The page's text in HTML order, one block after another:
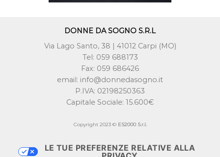
DONNE DA SOGNO S.R.L
Via Lago Santo, 38 | 41012 Carpi (MO)
Tel: 059 688173
Fax: 059 686426
email: info@donnedasogno.it
P.IVA: 02198250363
Capitale Sociale: 15.600€
Copyright 2023 © ES2000 S.r.l.
LE TUE PREFERENZE RELATIVE ALLA